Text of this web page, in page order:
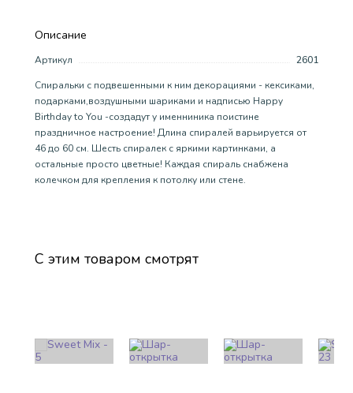
Описание
Артикул
2601
Спиральки с подвешенными к ним декорациями - кексиками,
подарками,воздушными шариками и надписью Happy
Birthday to You -создадут у именниника поистине
праздничное настроение! Длина спиралей варьируется от
46 до 60 см. Шесть спиралек с яркими картинками, а
остальные просто цветные! Каждая спираль снабжена
колечком для крепления к потолку или стене.
С этим товаром смотрят